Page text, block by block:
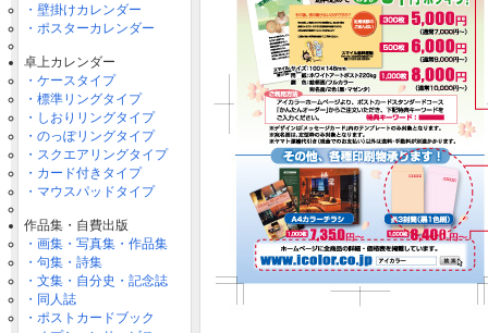
・壁掛けカレンダー
・ポスターカレンダー
卓上カレンダー
・ケースタイプ
・標準リングタイプ
・しおりリングタイプ
・のっぽリングタイプ
・スクエアリングタイプ
・カード付きタイプ
・マウスパッドタイプ
作品集・自費出版
・画集・写真集・作品集
・句集・詩集
・文集・自分史・記念誌
・同人誌
・ポストカードブック